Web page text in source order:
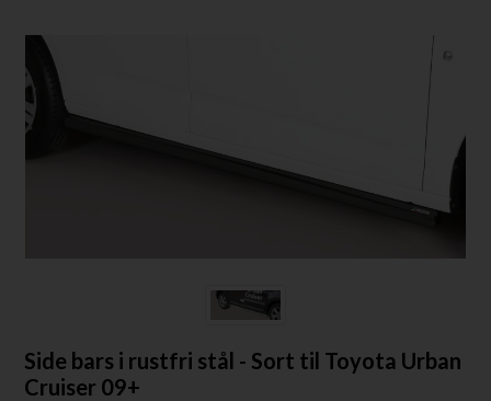
Side bars i rustfri stål - Sort til Toyota Urban
Cruiser 09+